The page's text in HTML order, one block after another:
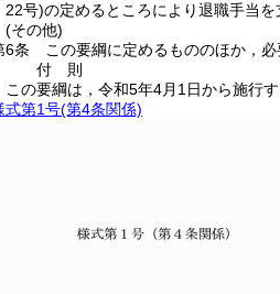
22号)の定めるところにより退職手当を
(その他)
6条
この要綱に定めるもののほか，必
付 則
この要綱は，令和5年4月1日から施行す
式第1号(第4条関係)